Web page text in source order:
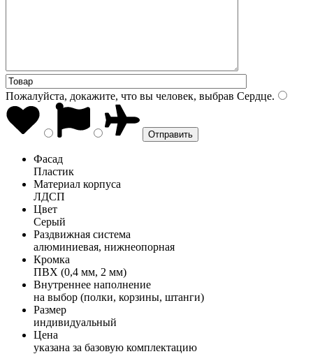
Пожалуйста, докажите, что вы человек, выбрав Сердце.
Фасад
Пластик
Материал корпуса
ЛДСП
Цвет
Серый
Раздвижная система
алюминиевая, нижнеопорная
Кромка
ПВХ (0,4 мм, 2 мм)
Внутреннее наполнение
на выбор (полки, корзины, штанги)
Размер
индивидуальный
Цена
указана за базовую комплектацию